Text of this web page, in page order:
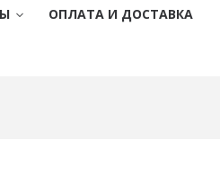
ОПЛАТА И ДОСТАВКА